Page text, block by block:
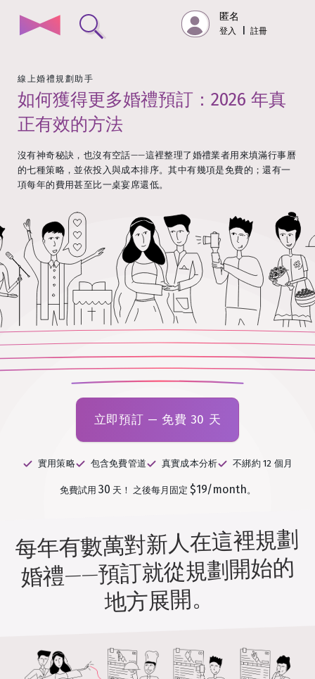
匿名
登入 註冊
線上婚禮規劃助手
如何獲得更多婚禮預訂：2026 年真
正有效的方法
沒有神奇秘訣，也沒有空話——這裡整理了婚禮業者用來填滿行事曆
的七種策略，並依投入與成本排序。其中有幾項是免費的；還有一
項每年的費用甚至比一桌宴席還低。
立即預訂 — 免費 30 天
實用策略 包含免費管道 真實成本分析 不綁約 12 個月
免費試用 30 天！ 之後每月固定 $19/month。
每年有數萬對新人在這裡規劃
婚禮——預訂就從規劃開始的
地方展開。